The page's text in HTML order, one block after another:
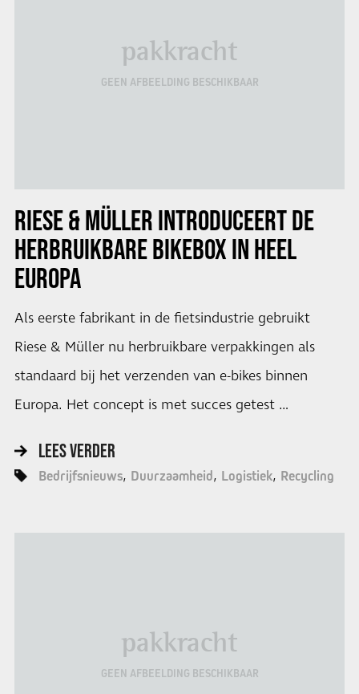
pakkracht
GEEN AFBEELDING BESCHIKBAAR
RIESE & MÜLLER INTRODUCEERT DE
HERBRUIKBARE BIKEBOX IN HEEL
EUROPA
Als eerste fabrikant in de fietsindustrie gebruikt
Riese & Müller nu herbruikbare verpakkingen als
standaard bij het verzenden van e-bikes binnen
Europa. Het concept is met succes getest …
LEES VERDER
Bedrijfsnieuws Duurzaamheid Logistiek Recycling
pakkracht
GEEN AFBEELDING BESCHIKBAAR